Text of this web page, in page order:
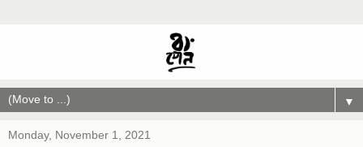
▼
Monday, November 1, 2021